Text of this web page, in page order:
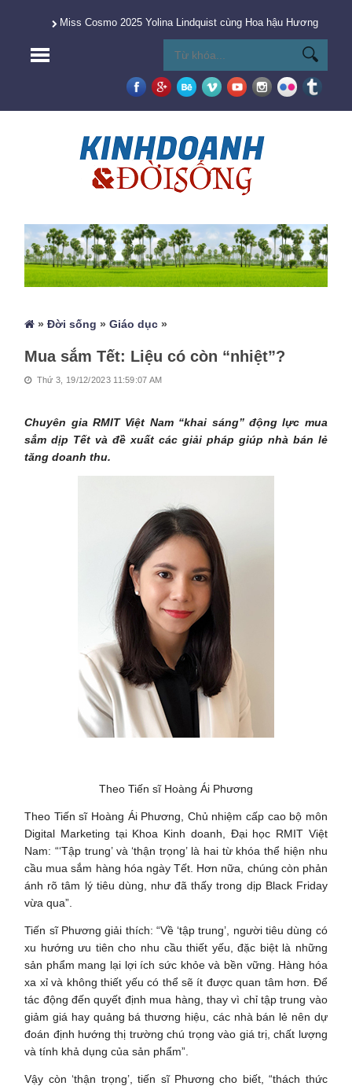
Miss Cosmo 2025 Yolina Lindquist cùng Hoa hậu Hương
»Đời sống »Giáo dục »
Mua sắm Tết: Liệu có còn “nhiệt”?
Thứ 3, 19/12/2023 11:59:07 AM
Chuyên gia RMIT Việt Nam “khai sáng” động lực mua
sắm dịp Tết và đề xuất các giải pháp giúp nhà bán lẻ
tăng doanh thu.
Theo Tiến sĩ Hoàng Ái Phương
Theo Tiến sĩ Hoàng Ái Phương, Chủ nhiệm cấp cao bộ môn
Digital Marketing tại Khoa Kinh doanh, Đại học RMIT Việt
Nam: “‘Tập trung’ và ‘thận trọng’ là hai từ khóa thể hiện nhu
cầu mua sắm hàng hóa ngày Tết. Hơn nữa, chúng còn phản
ánh rõ tâm lý tiêu dùng, như đã thấy trong dịp Black Friday
vừa qua”.
Tiến sĩ Phương giải thích: “Về ‘tập trung’, người tiêu dùng có
xu hướng ưu tiên cho nhu cầu thiết yếu, đặc biệt là những
sản phẩm mang lại lợi ích sức khỏe và bền vững. Hàng hóa
xa xỉ và không thiết yếu có thể sẽ ít được quan tâm hơn. Để
tác động đến quyết định mua hàng, thay vì chỉ tập trung vào
giảm giá hay quảng bá thương hiệu, các nhà bán lẻ nên dự
đoán định hướng thị trường chú trọng vào giá trị, chất lượng
và tính khả dụng của sản phẩm”.
Vậy còn ‘thận trọng’, tiến sĩ Phương cho biết, “thách thức